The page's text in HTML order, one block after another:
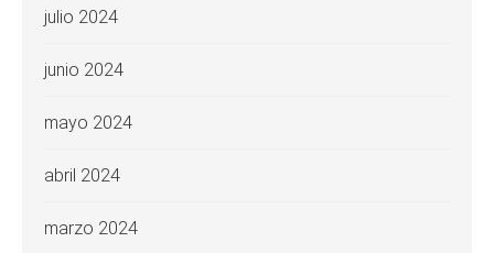
julio 2024
junio 2024
mayo 2024
abril 2024
marzo 2024